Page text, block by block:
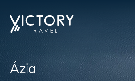
Ázia